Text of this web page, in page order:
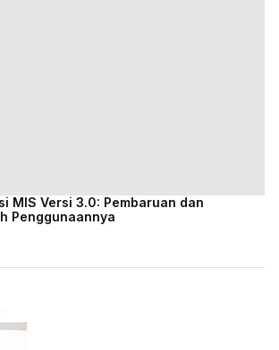
MIS Versi 3.0: Pembaruan dan
Penggunaannya